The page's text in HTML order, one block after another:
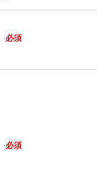
必須
必須